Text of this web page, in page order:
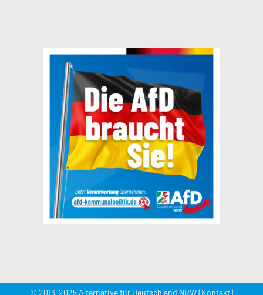
© 2013-2025 Alternative für Deutschland NRW | Kontakt|